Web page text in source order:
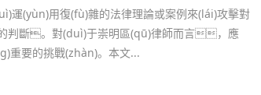
(yùn)用復(fù)雜的法律理論或案例來(lái)攻擊對
斷。對(duì)于崇明區(qū)律師而言，應
重要的挑戰(zhàn)。本文...